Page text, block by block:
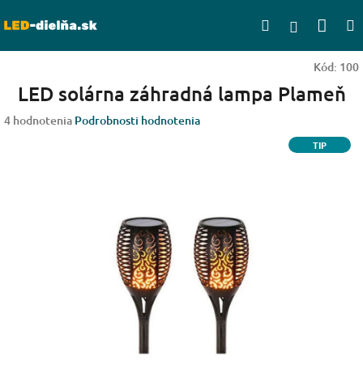
na
Hľadať
Kód: 100
LED solárna záhradná lampa Plameň
Priemerné
4 hodnotenia Podrobnosti hodnotenia
TIP